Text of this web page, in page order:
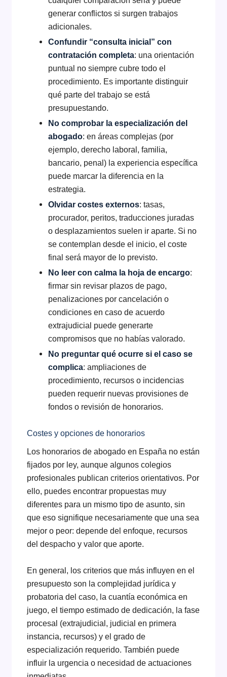
generar conflictos si surgen trabajos
adicionales.
Confundir “consulta inicial” con
contratación completa: una orientación
puntual no siempre cubre todo el
procedimiento. Es importante distinguir
qué parte del trabajo se está
presupuestando.
No comprobar la especialización del
abogado: en áreas complejas (por
ejemplo, derecho laboral, familia,
bancario, penal) la experiencia específica
puede marcar la diferencia en la
estrategia.
Olvidar costes externos: tasas,
procurador, peritos, traducciones juradas
o desplazamientos suelen ir aparte. Si no
se contemplan desde el inicio, el coste
final será mayor de lo previsto.
No leer con calma la hoja de encargo:
firmar sin revisar plazos de pago,
penalizaciones por cancelación o
condiciones en caso de acuerdo
extrajudicial puede generarte
compromisos que no habías valorado.
No preguntar qué ocurre si el caso se
complica: ampliaciones de
procedimiento, recursos o incidencias
pueden requerir nuevas provisiones de
fondos o revisión de honorarios.
Costes y opciones de honorarios
Los honorarios de abogado en España no están
fijados por ley, aunque algunos colegios
profesionales publican criterios orientativos. Por
ello, puedes encontrar propuestas muy
diferentes para un mismo tipo de asunto, sin
que eso signifique necesariamente que una sea
mejor o peor: depende del enfoque, recursos
del despacho y valor que aporte.
En general, los criterios que más influyen en el
presupuesto son la complejidad jurídica y
probatoria del caso, la cuantía económica en
juego, el tiempo estimado de dedicación, la fase
procesal (extrajudicial, judicial en primera
instancia, recursos) y el grado de
especialización requerido. También puede
influir la urgencia o necesidad de actuaciones